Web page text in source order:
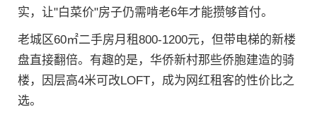
实，让"白菜价"房子仍需啃老6年才能攒够首付。
老城区60㎡二手房月租800-1200元，但带电梯的新楼
盘直接翻倍。有趣的是，华侨新村那些侨胞建造的骑
楼，因层高4米可改LOFT，成为网红租客的性价比之
选。